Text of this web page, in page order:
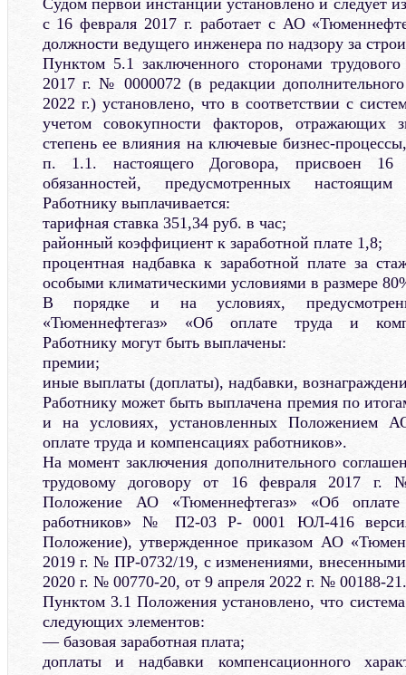
с 16 февраля 2017 г. работает с АО
должности ведущего инженера по надзору за
Пунктом 5.1 заключенного сторонами
2017 г. № 0000072 (в редакции
2022 г.) установлено, что в соответствии с
учетом совокупности факторов, отражающих
степень ее влияния на ключевые бизнес-
п. 1.1. настоящего Договора, присвоен 16
обязанностей, предусмотренных
Работнику выплачивается:
тарифная ставка 351,34 руб. в час;
районный коэффициент к заработной плате 1,8;
процентная надбавка к заработной плате за
особыми климатическими условиями в размере
В порядке и на условиях,
«Тюменнефтегаз» «Об оплате труда и
Работнику могут быть выплачены:
премии;
иные выплаты (доплаты), надбавки,
Работнику может быть выплачена премия по
и на условиях, установленных Положением
оплате труда и компенсациях работников».
На момент заключения дополнительного
трудовому договору от 16 февраля 2017 г.
Положение АО «Тюменнефтегаз» «Об оплате
работников» № П2-03 Р- 0001 ЮЛ-416
Положение), утвержденное приказом АО
2019 г. № ПР-0732/19, с изменениями, внесенными
2020 г. № 00770-20, от 9 апреля 2022 г. № 00188-21.
Пунктом 3.1 Положения установлено, что
следующих элементов:
— базовая заработная плата;
доплаты и надбавки компенсационного